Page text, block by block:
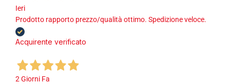
Ieri
Prodotto rapporto prezzo/qualità ottimo. Spedizione veloce.
Acquirente verificato
2 Giorni Fa